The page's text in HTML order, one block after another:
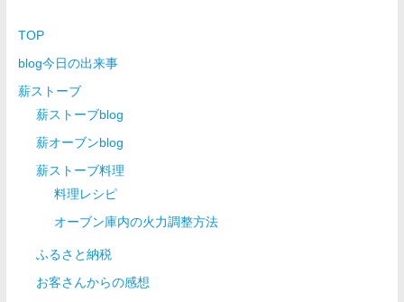
TOP
blog今日の出来事
薪ストーブ
薪ストーブblog
薪オーブンblog
薪ストーブ料理
料理レシピ
オーブン庫内の火力調整方法
ふるさと納税
お客さんからの感想